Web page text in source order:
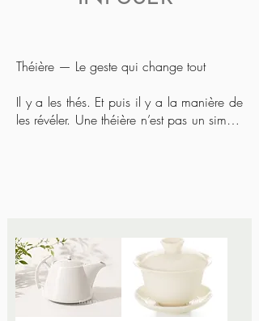
Théière — Le geste qui change tout
Il y a les thés. Et puis il y a la manière de
les révéler. Une théière n’est pas un simple
porcelaine, chaque théière sélectionnée
ici a une mission :
respecter l’infusion, magnifier les arômes,
accompagner le rituel.